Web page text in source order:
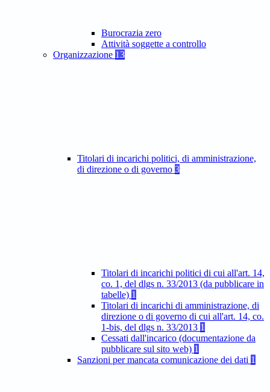
Burocrazia zero
Attività soggette a controllo
Organizzazione 13
Titolari di incarichi politici, di amministrazione,
di direzione o di governo 3
Titolari di incarichi politici di cui all'art. 14,
co. 1, del dlgs n. 33/2013 (da pubblicare in
tabelle) 1
Titolari di incarichi di amministrazione, di
direzione o di governo di cui all'art. 14, co.
1-bis, del dlgs n. 33/2013 1
Cessati dall'incarico (documentazione da
pubblicare sul sito web) 1
Sanzioni per mancata comunicazione dei dati 1